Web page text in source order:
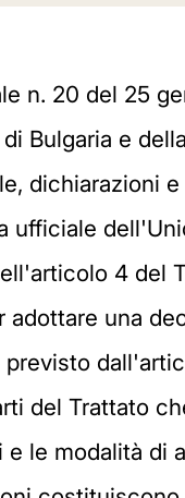
n. 20 del 25
Bulgaria e
dichiarazioni
ufficiale
4 del
adottare una
del Trattato
le modalità di